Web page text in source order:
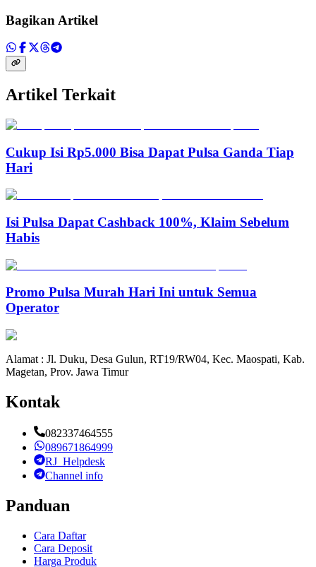
Bagikan Artikel
Artikel Terkait
Cukup Isi Rp5.000 Bisa Dapat Pulsa Ganda Tiap
Hari
Isi Pulsa Dapat Cashback 100%, Klaim Sebelum
Habis
Promo Pulsa Murah Hari Ini untuk Semua
Operator
Alamat : Jl. Duku, Desa Gulun, RT19/RW04, Kec. Maospati, Kab.
Magetan, Prov. Jawa Timur
Kontak
082337464555
089671864999
RJ_Helpdesk
Channel info
Panduan
Cara Daftar
Cara Deposit
Harga Produk